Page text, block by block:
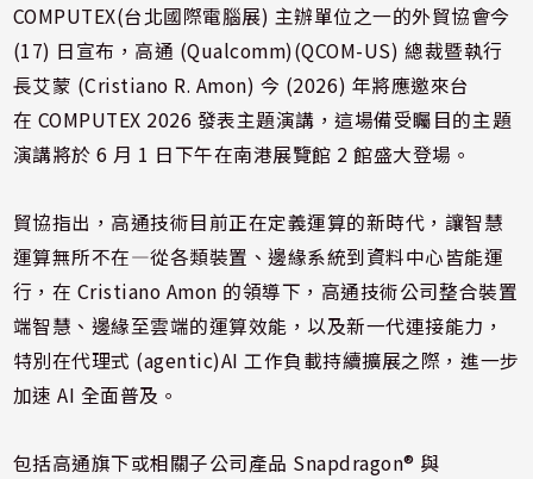
COMPUTEX(台北國際電腦展) 主辦單位之一的外貿協會今
(17) 日宣布，高通 (Qualcomm)(QCOM-US) 總裁暨執行
長艾蒙 (Cristiano R. Amon) 今 (2026) 年將應邀來台
在 COMPUTEX 2026 發表主題演講，這場備受矚目的主題
演講將於 6 月 1 日下午在南港展覽館 2 館盛大登場。
貿協指出，高通技術目前正在定義運算的新時代，讓智慧
運算無所不在—從各類裝置、邊緣系統到資料中心皆能運
行，在 Cristiano Amon 的領導下，高通技術公司整合裝置
端智慧、邊緣至雲端的運算效能，以及新一代連接能力，
特別在代理式 (agentic)AI 工作負載持續擴展之際，進一步
加速 AI 全面普及。
包括高通旗下或相關子公司產品 Snapdragon® 與